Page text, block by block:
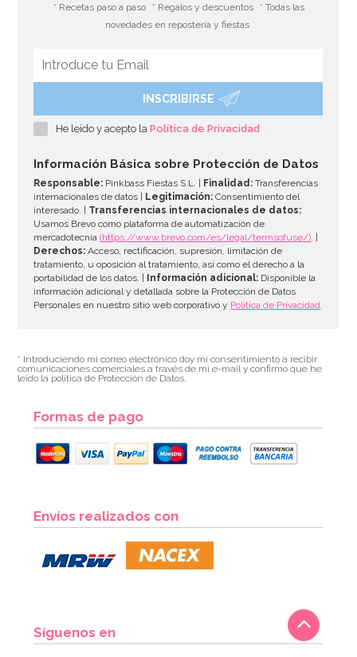
* Recetas paso a paso * Regalos y descuentos
* Todas las
novedades en repostería y fiestas
INSCRIBIRSE
He leído y acepto laPolítica de Privacidad
Información Básica sobre Protección de Datos
Responsable: Pinkbass Fiestas S.L. | Finalidad: Transferencias
internacionales de datos | Legitimación: Consentimiento del
interesado. | Transferencias internacionales de datos:
Usamos Brevo como plataforma de automatización de
mercadotecnia(https://www.brevo.com/es/legal/termsofuse/) . |
Derechos: Acceso, rectificación, supresión, limitación de
tratamiento, u oposición al tratamiento, así como el derecho a la
portabilidad de los datos. | Información adicional: Disponible la
información adicional y detallada sobre la Protección de Datos
Personales en nuestro sitio web corporativo y Política de Privacidad
* Introduciendo mi correo electrónico doy mi consentimiento a recibir
comunicaciones comerciales a través de mi e-mail y confirmo que he
leído la política de Protección de Datos.
Formas de pago
Envíos realizados con
Síguenos en